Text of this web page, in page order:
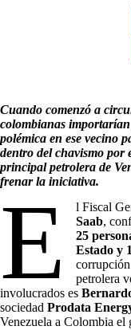
Cuando comenzó a
colombianas
polémica en ese vecino
dentro del chavismo por
principal petrolera de
frenar la iniciativa.
E l Fiscal
Saab,
25
Estado y
petrolera
involucrados es
sociedad Prodata
Venezuela a Colombia el